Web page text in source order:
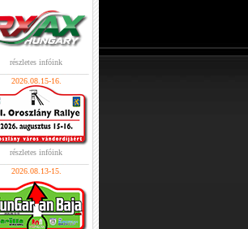
részletes infóink
2026.08.15-16.
részletes infóink
2026.08.13-15.